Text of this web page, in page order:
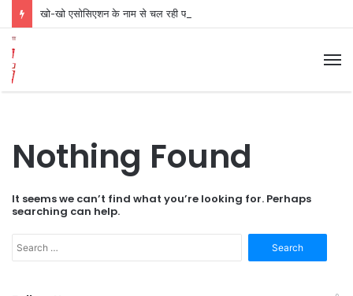
Nothing Found
It seems we can’t find what you’re looking for. Perhaps
searching can help.